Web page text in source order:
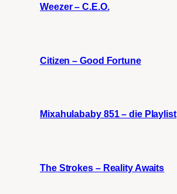
Weezer – C.E.O.
Citizen – Good Fortune
Mixahulababy 851 – die Playlist
The Strokes – Reality Awaits